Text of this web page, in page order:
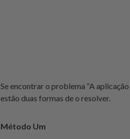
Se encontrar o problema “A
estão duas formas de o resolver.
Método Um